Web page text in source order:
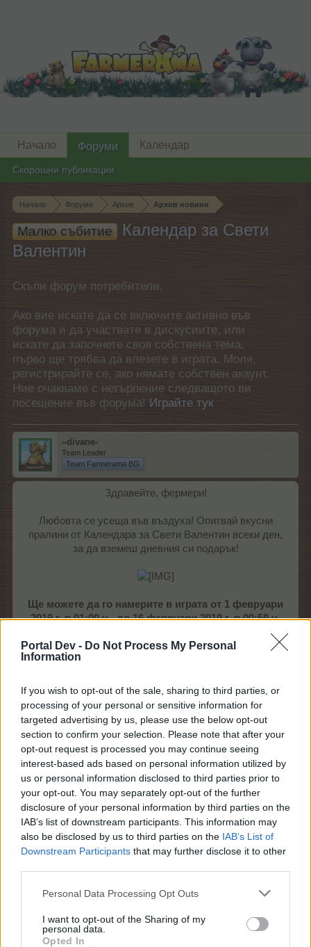
Portal Dev - Do Not Process My Personal
Information
If you wish to opt-out of the sale, sharing to third parties, or
processing of your personal or sensitive information for
targeted advertising by us, please use the below opt-out
section to confirm your selection. Please note that after your
opt-out request is processed you may continue seeing
interest-based ads based on personal information utilized by
us or personal information disclosed to third parties prior to
your opt-out. You may separately opt-out of the further
disclosure of your personal information by third parties on the
IAB’s list of downstream participants. This information may
also be disclosed by us to third parties on the IAB’s List of
Downstream Participants that may further disclose it to other
Personal Data Processing Opt Outs
I want to opt-out of the Sharing of my
personal data.
Opted In
Начало Форуми Архив Архив новини
Малко събитие
Календар за Свети
Валентин
Скъпи форум потребители,
Ако вие искате да се включите активно във
форума и да участвате в дискусиите, или
искате да започнете своя собствена тема,
първо ще трябва да влезете в играта. Моля,
регистрирайте се, ако нямате собствен акаунт.
Ние очакваме с нетърпение следващото ви
посещение във форума! Играйте тук
–divane-
Team Leader
Team Farmerama BG
Здравейте, фермери!
Любовта се усеща във въздуха! Опитвай вкусни
пралини от Календара за Свети Валентин всеки ден,
за да вземеш дневния си подарък!
Ще можете да го намерите в играта от 1 февруари
2019 г. в 01:00 ч., до 16 февруари 2019 г. в 00:59 ч.
Потърсете го в менюто със събитията (таймера) в
ляво на рамката, в новините на играта или на
Всеки ден ще можем да отваряме по един шоколадов
бонбон и да намерим в него изненада-подарък.
Всеки подарък може да бъде отворен само до
23:59 ч. на определения ден!
Ако забравите или пропуснете някой ден,
ще можете
да го отворите срещу няколко ЛГ.
Във всеки бонбон се крие изненада, която ще е една
и съща за всеки един от нас за дадения ден.
Допълнителния подарък 1ще се отключва само
при отворени всички предходни 7 бонбона от
отваряне на всички предходни бонбони.
Начало Форуми
Скорошни публикации
Календар